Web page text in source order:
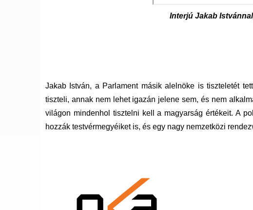
Interjú Jakab
Jakab István, a Parlament másik alelnöke is tiszteletét
tiszteli, annak nem lehet igazán jelene sem, és nem
világon mindenhol tisztelni kell a magyarság értékeit. A
hozzák testvérmegyéiket is, és egy nagy nemzetközi